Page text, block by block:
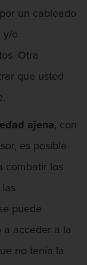
un cableado
y/o
Otra
que usted
ajena, con
es posible
combatir los
puede
a acceder a la
no tenía la
DMV